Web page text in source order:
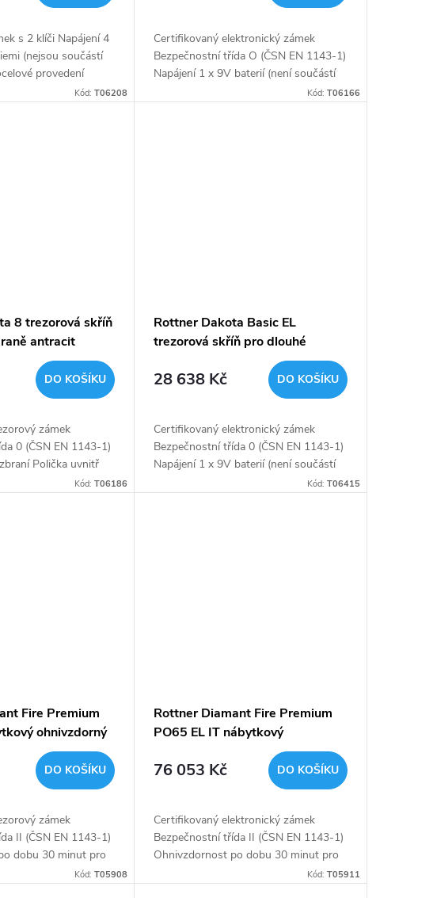
s 2 klíči Napájení 4
(nejsou součástí
provedení
Kód: T06208
Certifikovaný elektronický zámek
Bezpečnostní třída O (ČSN EN 1143-1)
Napájení 1 x 9V baterií (není součástí
balení) Pro 5 dlouhých zbraní Polička
Kód: T06166
8 trezorová skříň
antracit
DO KOŠÍKU
zámek
0 (ČSN EN 1143-1)
Polička uvnitř
Kód: T06186
Rottner Dakota Basic EL
trezorová skříň pro dlouhé
28 638 Kč DO KOŠÍKU
Certifikovaný elektronický zámek
Bezpečnostní třída 0 (ČSN EN 1143-1)
Napájení 1 x 9V baterií (není součástí
balení) Vhodné pro 5 dlouhých zbraní
Kód: T06415
Fire Premium
ohnivzdorný
DO KOŠÍKU
zámek
II (ČSN EN 1143-1)
dobu 30 minut pro
vnitřní schránka
Kód: T05908
Rottner Diamant Fire Premium
PO65 EL IT nábytkový
ohnivzdorný trezor šedý
76 053 Kč DO KOŠÍKU
Certifikovaný elektronický zámek
Bezpečnostní třída II (ČSN EN 1143-1)
Ohnivzdornost po dobu 30 minut pro
papír Napájení 1 x 9V baterií (není
Kód: T05911